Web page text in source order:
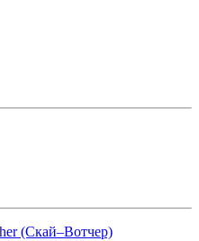
(Скай–Вотчер)